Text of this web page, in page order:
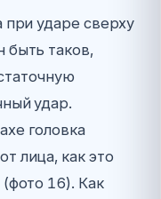
при ударе сверху
быть таков,
удар.
головка
лица, как это
16). Как